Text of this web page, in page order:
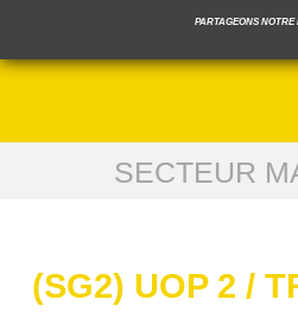
PARTAGEONS NOTRE
SECTEUR
(SG2) UOP 2 / Tropik’Club Toulouse
(SG2) UOP 2 /